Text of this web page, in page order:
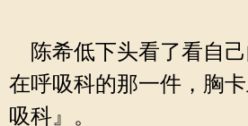
陈希低下头看了看自
在呼吸科的那一件，胸
吸科』。